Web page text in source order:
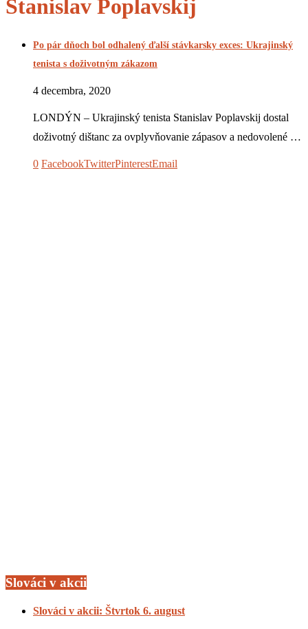
Stanislav Poplavskij
Po pár dňoch bol odhalený ďalší stávkarsky exces: Ukrajinský
tenista s doživotným zákazom
4 decembra, 2020
LONDÝN – Ukrajinský tenista Stanislav Poplavskij dostal
doživotný dištanc za ovplyvňovanie zápasov a nedovolené …
0 FacebookTwitterPinterestEmail
Slováci v akcii
Slováci v akcii: Štvrtok 6. august